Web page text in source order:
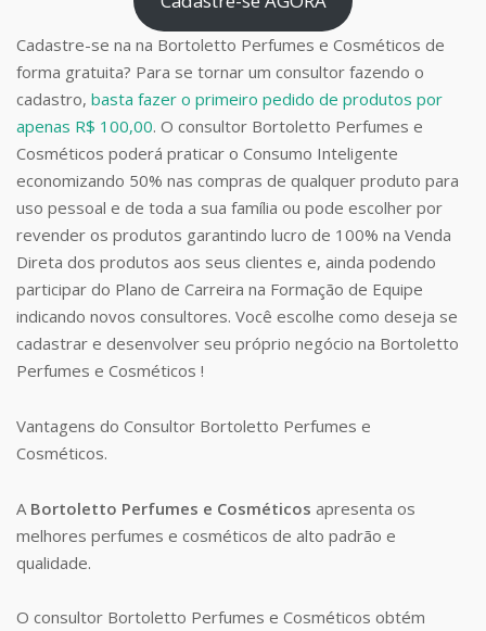
Cadastre-se na na Bortoletto Perfumes e Cosméticos de
forma gratuita? Para se tornar um consultor fazendo o
cadastro, basta fazer o primeiro pedido de produtos por
apenas R$ 100,00. O consultor Bortoletto Perfumes e
Cosméticos poderá praticar o Consumo Inteligente
economizando 50% nas compras de qualquer produto para
uso pessoal e de toda a sua família ou pode escolher por
revender os produtos garantindo lucro de 100% na Venda
Direta dos produtos aos seus clientes e, ainda podendo
participar do Plano de Carreira na Formação de Equipe
indicando novos consultores. Você escolhe como deseja se
cadastrar e desenvolver seu próprio negócio na Bortoletto
Perfumes e Cosméticos !
Vantagens do Consultor Bortoletto Perfumes e
Cosméticos.
A Bortoletto Perfumes e Cosméticos apresenta os
melhores perfumes e cosméticos de alto padrão e
qualidade.
O consultor Bortoletto Perfumes e Cosméticos obtém